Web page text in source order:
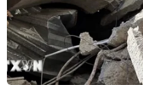
Bão số 3 gây gió mạnh,
sóng cao trên vùng biển